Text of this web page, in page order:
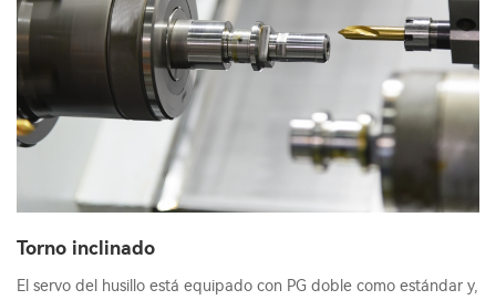
Torno inclinado
El servo del husillo está equipado con PG doble como estándar y,